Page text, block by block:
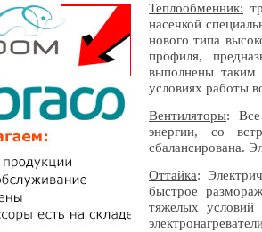
Теплообменник:
насечкой
нового типа
профиля,
выполнены таким
условиях работы
Вентиляторы: Все
энергии, со
сбалансирована.
Оттайка:
быстрое
тяжелых условий